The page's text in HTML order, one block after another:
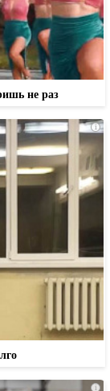
не раз
i
i